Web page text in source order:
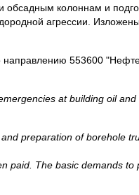
колоннам и
агрессии.
553600
at building oiland
preparation of borehole
paid. The basic demands